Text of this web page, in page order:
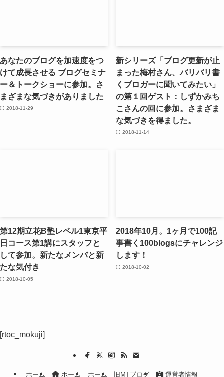
あなたのブログを加速度をつ
けて成長させる ブログセミナ
ー＆トークショーに参加。さ
まざまな気づきがありました
2018-11-29
新シリーズ「ブログ更新が止
まった梅村さん、バリバリ書
くブロガーに聞いてみたい」
の第１回ゲスト：しずかみち
こさんの回に参加。さまざま
な気づきを得ました。
2018-11-14
第12期立花B塾レベル1東京平
日コース第1講にスタッフと
して参加。新たなメンバと新
たな気付き
2018-10-05
2018年10月。1ヶ月で100記
事書く100blogsにチャレンジ
します！
2018-10-02
[rtoc_mokuji]
ホーム ホーム ホーム 旧MTブログ 運営者情報